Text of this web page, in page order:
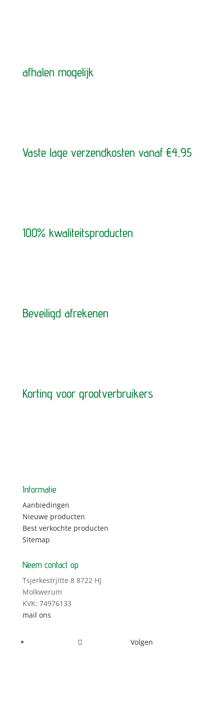
afhalen mogelijk
Vaste lage verzendkosten vanaf €4,95
100% kwaliteitsproducten
Beveiligd afrekenen
Korting voor grootverbruikers
Informatie
Aanbiedingen
Nieuwe producten
Best verkochte producten
Sitemap
Neem contact op
Tsjerkestrjitte 8 8722 HJ
Molkwerum
KVK: 74976133
mail ons
Volgen